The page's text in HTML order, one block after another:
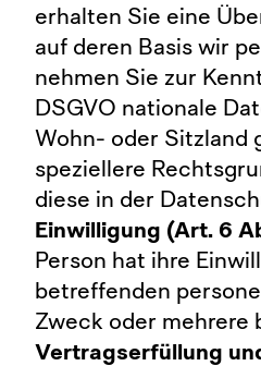
erhalten Sie eine
auf deren Basis wir
nehmen Sie zur
DSGVO nationale
Wohn- oder Sitzland
speziellere
diese in der
Einwilligung (Art. 6
Person hat ihre
betreffenden
Zweck oder mehrere
Vertragserfüllung